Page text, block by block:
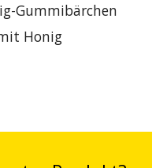
Gummibärchen
Honig